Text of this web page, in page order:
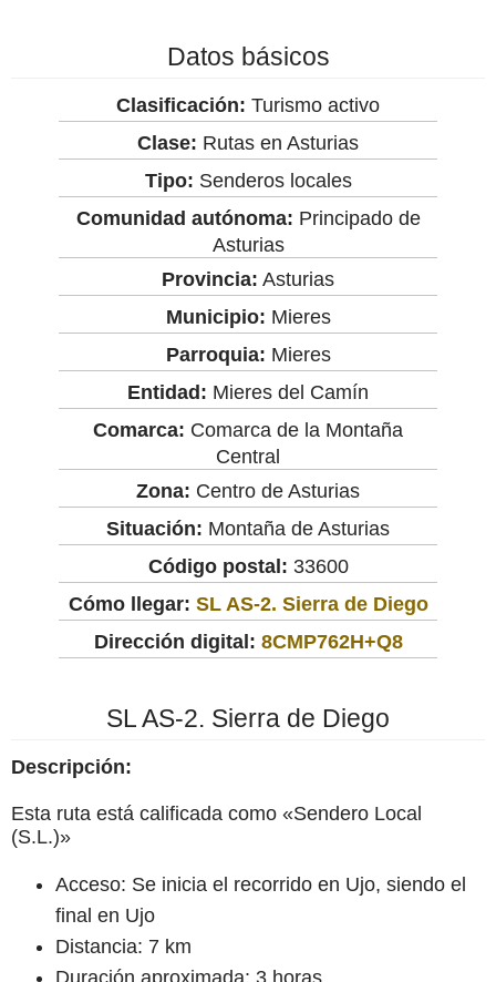
Datos básicos
Clasificación: Turismo activo
Clase: Rutas en Asturias
Tipo: Senderos locales
Comunidad autónoma: Principado de
Asturias
Provincia: Asturias
Municipio: Mieres
Parroquia: Mieres
Entidad: Mieres del Camín
Comarca: Comarca de la Montaña
Central
Zona: Centro de Asturias
Situación: Montaña de Asturias
Código postal: 33600
Cómo llegar: SL AS-2. Sierra de Diego
Dirección digital: 8CMP762H+Q8
SL AS-2. Sierra de Diego
Descripción:
Esta ruta está calificada como «Sendero Local
(S.L.)»
Acceso: Se inicia el recorrido en Ujo, siendo el
final en Ujo
Distancia: 7 km
Duración aproximada: 3 horas